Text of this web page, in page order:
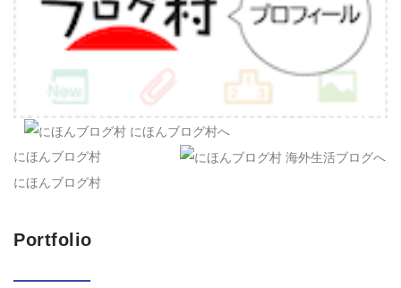
にほんブログ村
にほんブログ村
Portfolio